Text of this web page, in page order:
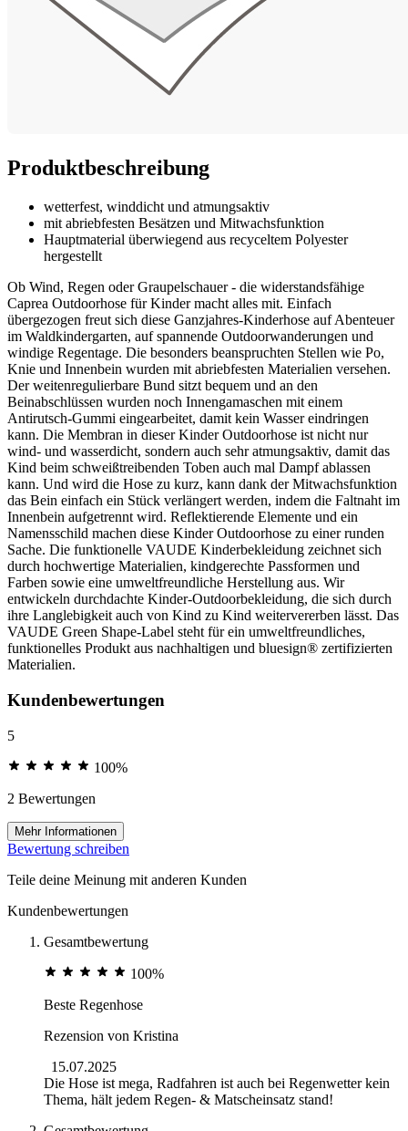
Produktbeschreibung
wetterfest, winddicht und atmungsaktiv
mit abriebfesten Besätzen und Mitwachsfunktion
Hauptmaterial überwiegend aus recyceltem Polyester
hergestellt
Ob Wind, Regen oder Graupelschauer - die widerstandsfähige
Caprea Outdoorhose für Kinder macht alles mit. Einfach
übergezogen freut sich diese Ganzjahres-Kinderhose auf Abenteuer
im Waldkindergarten, auf spannende Outdoorwanderungen und
windige Regentage. Die besonders beanspruchten Stellen wie Po,
Knie und Innenbein wurden mit abriebfesten Materialien versehen.
Der weitenregulierbare Bund sitzt bequem und an den
Beinabschlüssen wurden noch Innengamaschen mit einem
Antirutsch-Gummi eingearbeitet, damit kein Wasser eindringen
kann. Die Membran in dieser Kinder Outdoorhose ist nicht nur
wind- und wasserdicht, sondern auch sehr atmungsaktiv, damit das
Kind beim schweißtreibenden Toben auch mal Dampf ablassen
kann. Und wird die Hose zu kurz, kann dank der Mitwachsfunktion
das Bein einfach ein Stück verlängert werden, indem die Faltnaht im
Innenbein aufgetrennt wird. Reflektierende Elemente und ein
Namensschild machen diese Kinder Outdoorhose zu einer runden
Sache. Die funktionelle VAUDE Kinderbekleidung zeichnet sich
durch hochwertige Materialien, kindgerechte Passformen und
Farben sowie eine umweltfreundliche Herstellung aus. Wir
entwickeln durchdachte Kinder-Outdoorbekleidung, die sich durch
ihre Langlebigkeit auch von Kind zu Kind weitervererben lässt. Das
VAUDE Green Shape-Label steht für ein umweltfreundliches,
funktionelles Produkt aus nachhaltigen und bluesign® zertifizierten
Materialien.
Kundenbewertungen
5
100%
2 Bewertungen
Mehr Informationen
Bewertung schreiben
Teile deine Meinung mit anderen Kunden
Kundenbewertungen
Gesamtbewertung
100%
Beste Regenhose
Rezension von Kristina
15.07.2025
Die Hose ist mega, Radfahren ist auch bei Regenwetter kein
Thema, hält jedem Regen- & Matscheinsatz stand!